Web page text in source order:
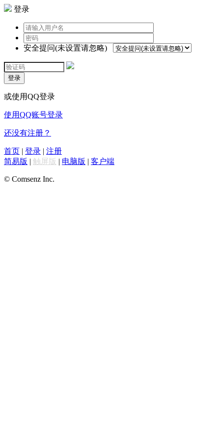
登录
安全提问(未设置请忽略)
登录
或使用QQ登录
使用QQ账号登录
还没有注册？
首页 | 登录 | 注册
简易版 | 触屏版 | 电脑版 | 客户端
© Comsenz Inc.